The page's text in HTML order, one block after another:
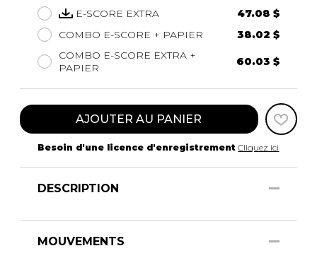
E-SCORE EXTRA
47.08 $
COMBO E-SCORE + PAPIER
38.02 $
COMBO E-SCORE EXTRA +
PAPIER
60.03 $
AJOUTER AU PANIER
Besoin d'une licence d'enregistrement Cliquez ici
DESCRIPTION
MOUVEMENTS